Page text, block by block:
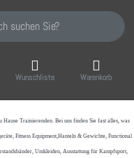
Suchbegriff ein. Während
Wunschliste Warenkorb
Trainierenden. Bei uns finden Sie fast alles, was
Fitness Equipment,Hanteln & Gewichte, Functional
Umkleiden, Ausstattung für Kampfsport,